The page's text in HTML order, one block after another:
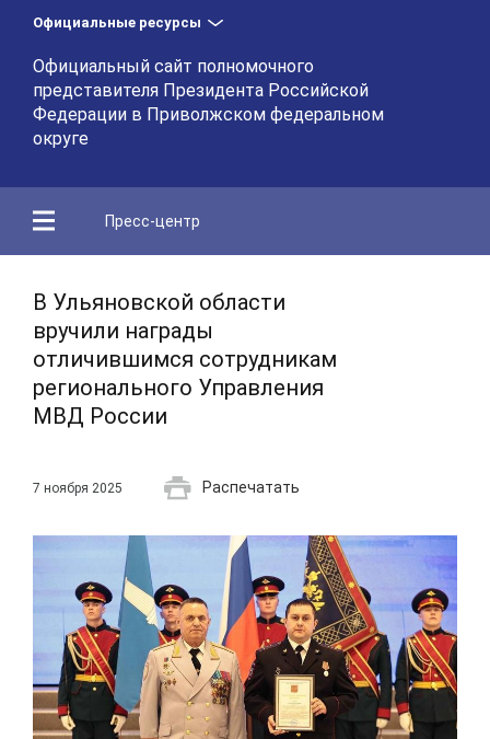
Официальные ресурсы
Официальный сайт полномочного
представителя Президента Российской
Федерации в Приволжском федеральном
округе
Пресс-центр
В Ульяновской области
вручили награды
отличившимся сотрудникам
регионального Управления
МВД России
7 ноября 2025 Распечатать